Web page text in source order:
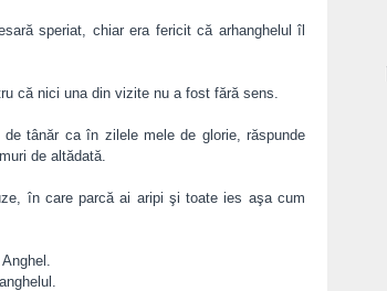
speriat, chiar era fericit că arhanghelul îl
că nici una din vizite nu a fost fără sens.
tânăr ca în zilele mele de glorie, răspunde
de altădată.
în care parcă ai aripi şi toate ies aşa cum